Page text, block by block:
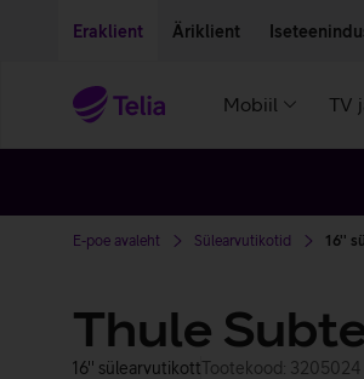
Eraklient Äriklient
Mobiil TV
E-poe avaleht Sülearvutikotid 16''
Thule
16'' sülearvutikottTootekood: 3205024